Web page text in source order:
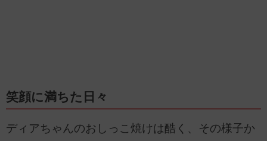
笑顔に満ちた日々
ディアちゃんのおしっこ焼けは酷く、その様子か